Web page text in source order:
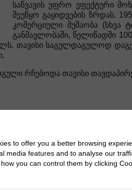
საწვავის უფრო ეფექტური
შეუწყო გაყიდვების ზრდას.
კომერციული მუშაობა
განმავლობაში, წელიწადში
თავისი საგულდაგულოდ
რჩებოდა თავისი
125cc AMC ძრავების
RIEJU-მ წარმოადგინა
ჰიბრიდი, ძალიან
რადგან ის არასოდეს
თამამი და გაბედული
აიძულა
to offer you a better browsing
media features and to analyse our
you can control them by clicking